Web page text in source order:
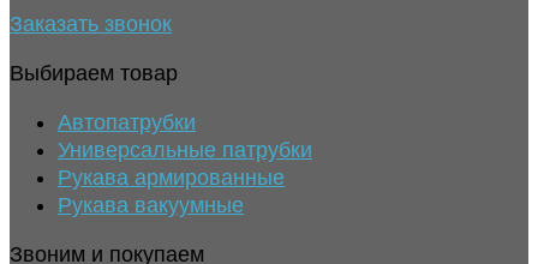
Заказать звонок
Выбираем товар
Автопатрубки
Универсальные патрубки
Рукава армированные
Рукава вакуумные
Звоним и покупаем